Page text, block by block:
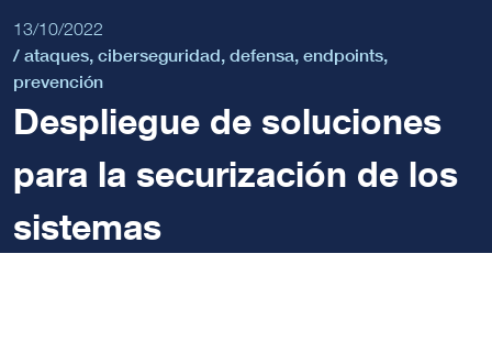
13/10/2022
/ ataques, ciberseguridad, defensa, endpoints,
prevención
Despliegue de soluciones
para la securización de los
sistemas